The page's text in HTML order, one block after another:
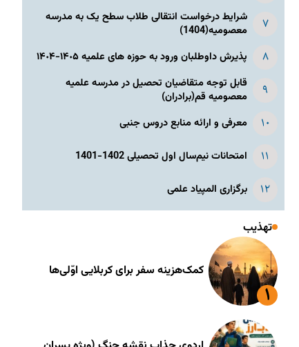
شرایط درخواست انتقالی طلاب سطح یک به مدرسه
معصومیه(1404)
پذیرش داوطلبان ورود به حوزه های علمیه ١۴٠۵-١۴٠۴
قابل توجه متقاضیان تحصیل در مدرسه علمیه
معصومیه قم(برادران)
معرفی و ارائه منابع دروس جنبی
امتحانات نیم‌سال اول تحصیلی 1402-1401
برگزاری المپیاد علمی
تهذیب
کمک‌هزینه سفر برای کربلایی اوّلی‌ها